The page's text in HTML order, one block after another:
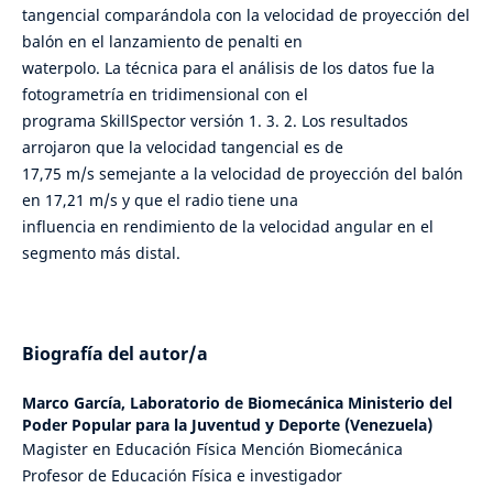
tangencial comparándola con la velocidad de proyección del
balón en el lanzamiento de penalti en
waterpolo. La técnica para el análisis de los datos fue la
fotogrametría en tridimensional con el
programa SkillSpector versión 1. 3. 2. Los resultados
arrojaron que la velocidad tangencial es de
17,75 m/s semejante a la velocidad de proyección del balón
en 17,21 m/s y que el radio tiene una
influencia en rendimiento de la velocidad angular en el
segmento más distal.
Biografía del autor/a
Marco García, Laboratorio de Biomecánica Ministerio del
Poder Popular para la Juventud y Deporte (Venezuela)
Magister en Educación Física Mención Biomecánica
Profesor de Educación Física e investigador